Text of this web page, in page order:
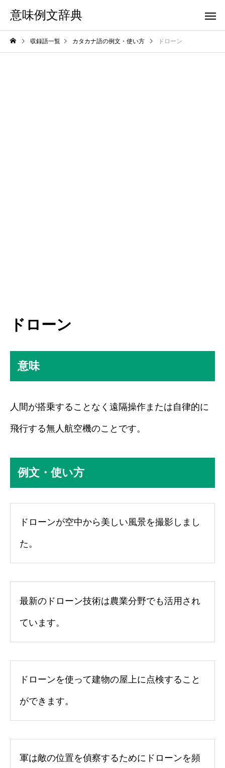
意味例文辞典
収録語一覧 カタカナ語の例文・使い方 ドローン
ドローン
意味
人間が搭乗することなく遠隔操作または自律的に
飛行する無人航空機のことです。
例文・使い方
ドローンが空中から美しい風景を撮影しまし
た。
最新のドローン技術は農業分野でも活用され
ています。
ドローンを使って建物の屋上に点検すること
ができます。
軍は敵の位置を偵察するためにドローンを頻